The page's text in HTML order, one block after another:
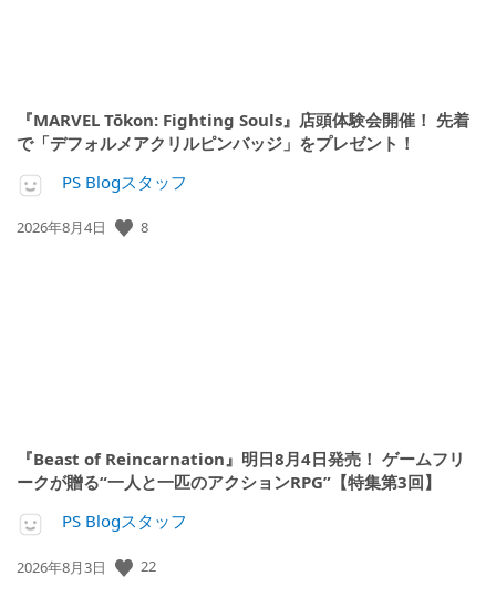
『MARVEL Tōkon: Fighting Souls』店頭体験会開催！ 先着
で「デフォルメアクリルピンバッジ」をプレゼント！
PS Blogスタッフ
公
2026年8月4日 8
『Beast of Reincarnation』明日8月4日発売！ ゲームフリ
ークが贈る“一人と一匹のアクションRPG”【特集第3回】
PS Blogスタッフ
公
2026年8月3日 22